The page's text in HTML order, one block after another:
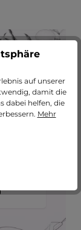
auf unserer
damit die
dabei helfen, die
Mehr